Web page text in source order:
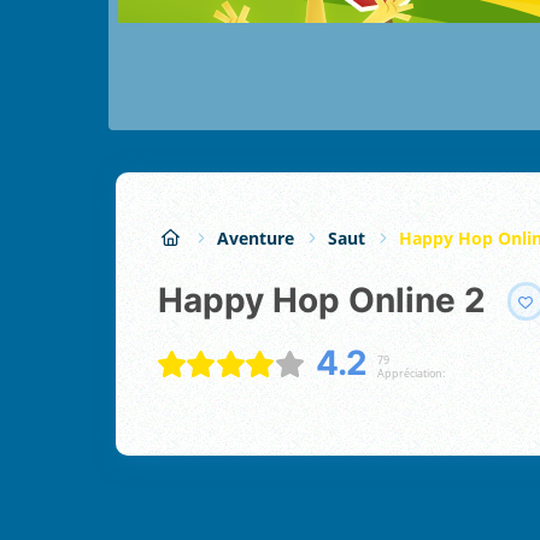
Aventure Saut Happy Hop
Happy Hop Online 2
4.2
79
Appréciation: